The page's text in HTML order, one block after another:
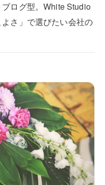
ログ型。White Studio
さ」で選びたい会社の